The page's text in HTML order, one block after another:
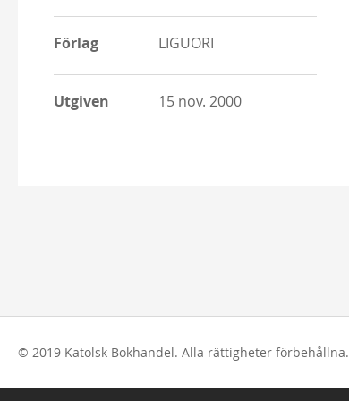
Förlag LIGUORI
Utgiven 15 nov. 2000
© 2019 Katolsk Bokhandel. Alla rättigheter förbehållna.